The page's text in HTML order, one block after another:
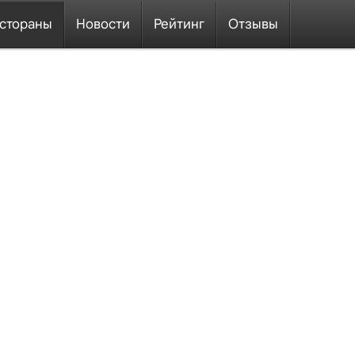
Новости Рейтинг Отзывы